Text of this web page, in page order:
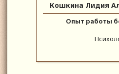
Кошкина Лидия
Опыт работы